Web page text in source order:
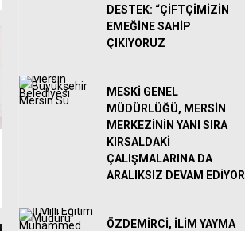
DESTEK: “ÇİFTÇİMİZİN
EMEĞİNE SAHİP
ÇIKIYORUZ
MESKİ GENEL
MÜDÜRLÜĞÜ, MERSİN
MERKEZİNİN YANI SIRA
KIRSALDAKİ
ÇALIŞMALARINA DA
ARALIKSIZ DEVAM EDİYOR
ÖZDEMİRCİ, İLİM YAYMA